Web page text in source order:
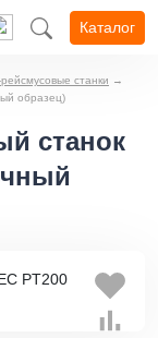
Каталог
станки →
образец)
станок